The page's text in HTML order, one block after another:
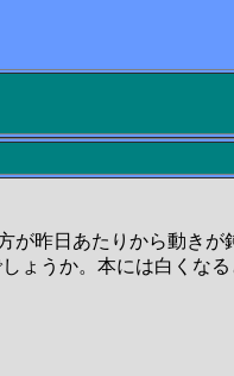
が昨日あたりから動きが
ょうか。本には白くな